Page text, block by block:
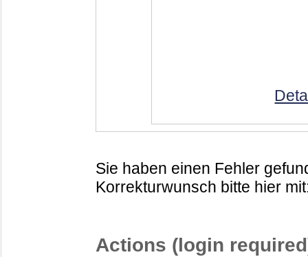
Sie haben einen Fehler
Korrekturwunsch bitte hier
Actions (login